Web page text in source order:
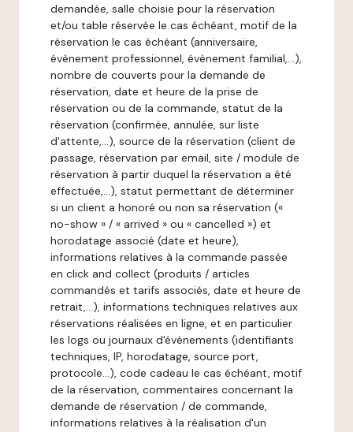
demandée, salle choisie pour la réservation
et/ou table réservée le cas échéant, motif de la
réservation le cas échéant (anniversaire,
évènement professionnel, évènement familial,…),
nombre de couverts pour la demande de
réservation, date et heure de la prise de
réservation ou de la commande, statut de la
réservation (confirmée, annulée, sur liste
d'attente,…), source de la réservation (client de
passage, réservation par email, site / module de
réservation à partir duquel la réservation a été
effectuée,…), statut permettant de déterminer
si un client a honoré ou non sa réservation («
no-show » / « arrived » ou « cancelled ») et
horodatage associé (date et heure),
informations relatives à la commande passée
en click and collect (produits / articles
commandés et tarifs associés, date et heure de
retrait,…), informations techniques relatives aux
réservations réalisées en ligne, et en particulier
les logs ou journaux d'évènements (identifiants
techniques, IP, horodatage, source port,
protocole…), code cadeau le cas échéant, motif
de la réservation, commentaires concernant la
demande de réservation / de commande,
informations relatives à la réalisation d'un